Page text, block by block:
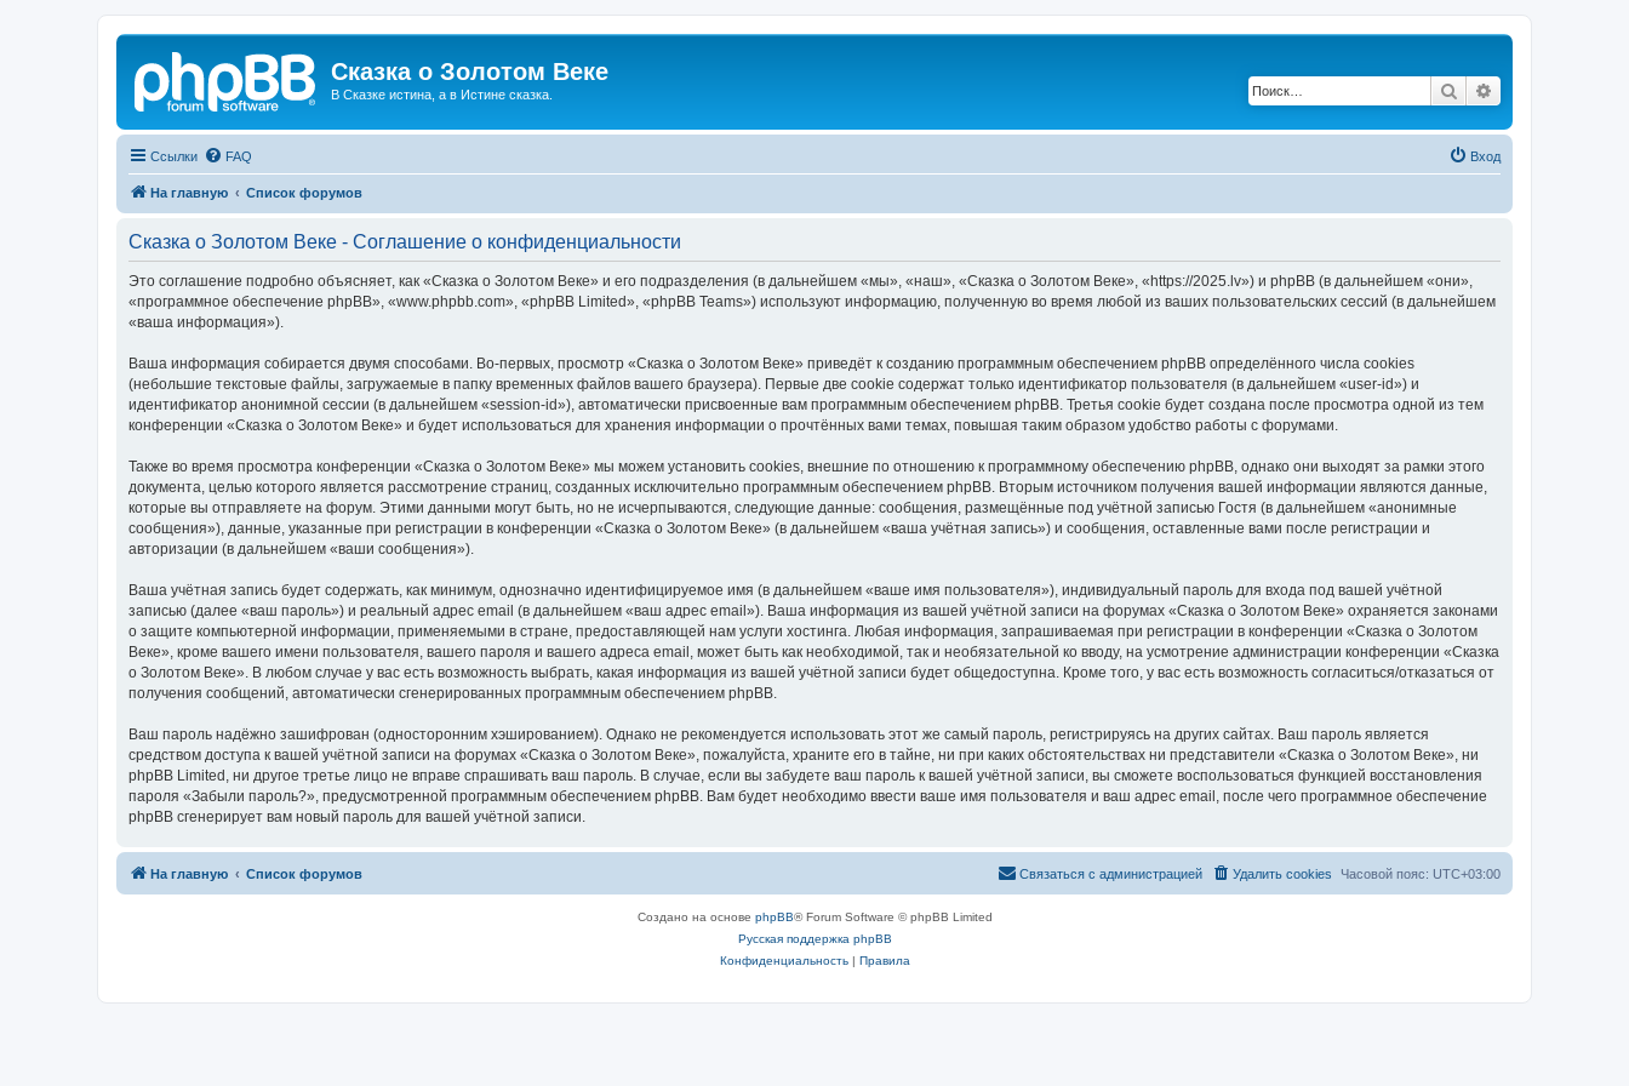
Сказка о Золотом Веке
В Сказке истина, а в Истине сказка. Поиск
Ссылки FAQ Вход
На главную Список форумов
Сказка о Золотом Веке - Соглашение о конфиденциальности
Это соглашение подробно объясняет, как «Сказка о Золотом Веке» и его подразделения (в дальнейшем «мы», «наш», «Сказка о Золотом Веке», «https://2025.lv») и phpBB (в дальнейшем «они»,
«программное обеспечение phpBB», «www.phpbb.com», «phpBB Limited», «phpBB Teams») используют информацию, полученную во время любой из ваших пользовательских сессий (в дальнейшем
«ваша информация»).
Ваша информация собирается двумя способами. Во-первых, просмотр «Сказка о Золотом Веке» приведёт к созданию программным обеспечением phpBB определённого числа cookies
(небольшие текстовые файлы, загружаемые в папку временных файлов вашего браузера). Первые две cookie содержат только идентификатор пользователя (в дальнейшем «user-id») и
идентификатор анонимной сессии (в дальнейшем «session-id»), автоматически присвоенные вам программным обеспечением phpBB. Третья cookie будет создана после просмотра одной из тем
конференции «Сказка о Золотом Веке» и будет использоваться для хранения информации о прочтённых вами темах, повышая таким образом удобство работы с форумами.
Также во время просмотра конференции «Сказка о Золотом Веке» мы можем установить cookies, внешние по отношению к программному обеспечению phpBB, однако они выходят за рамки этого
документа, целью которого является рассмотрение страниц, созданных исключительно программным обеспечением phpBB. Вторым источником получения вашей информации являются данные,
которые вы отправляете на форум. Этими данными могут быть, но не исчерпываются, следующие данные: сообщения, размещённые под учётной записью Гостя (в дальнейшем «анонимные
сообщения»), данные, указанные при регистрации в конференции «Сказка о Золотом Веке» (в дальнейшем «ваша учётная запись») и сообщения, оставленные вами после регистрации и
авторизации (в дальнейшем «ваши сообщения»).
Ваша учётная запись будет содержать, как минимум, однозначно идентифицируемое имя (в дальнейшем «ваше имя пользователя»), индивидуальный пароль для входа под вашей учётной
записью (далее «ваш пароль») и реальный адрес email (в дальнейшем «ваш адрес email»). Ваша информация из вашей учётной записи на форумах «Сказка о Золотом Веке» охраняется законами
о защите компьютерной информации, применяемыми в стране, предоставляющей нам услуги хостинга. Любая информация, запрашиваемая при регистрации в конференции «Сказка о Золотом
Веке», кроме вашего имени пользователя, вашего пароля и вашего адреса email, может быть как необходимой, так и необязательной ко вводу, на усмотрение администрации конференции «Сказка
о Золотом Веке». В любом случае у вас есть возможность выбрать, какая информация из вашей учётной записи будет общедоступна. Кроме того, у вас есть возможность согласиться/отказаться от
получения сообщений, автоматически сгенерированных программным обеспечением phpBB.
Ваш пароль надёжно зашифрован (односторонним хэшированием). Однако не рекомендуется использовать этот же самый пароль, регистрируясь на других сайтах. Ваш пароль является
средством доступа к вашей учётной записи на форумах «Сказка о Золотом Веке», пожалуйста, храните его в тайне, ни при каких обстоятельствах ни представители «Сказка о Золотом Веке», ни
phpBB Limited, ни другое третье лицо не вправе спрашивать ваш пароль. В случае, если вы забудете ваш пароль к вашей учётной записи, вы сможете воспользоваться функцией восстановления
пароля «Забыли пароль?», предусмотренной программным обеспечением phpBB. Вам будет необходимо ввести ваше имя пользователя и ваш адрес email, после чего программное обеспечение
phpBB сгенерирует вам новый пароль для вашей учётной записи.
На главную Список форумов Часовой пояс: UTC+03:00
Удалить cookies
Связаться с администрацией
Создано на основе phpBB® Forum Software © phpBB Limited
Русская поддержка phpBB
Конфиденциальность| Правила